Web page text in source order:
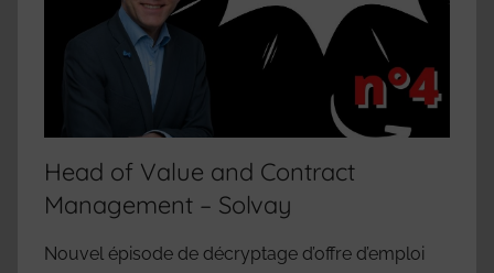
Head of Value and Contract
Management – Solvay
Nouvel épisode de décryptage d’offre d’emploi